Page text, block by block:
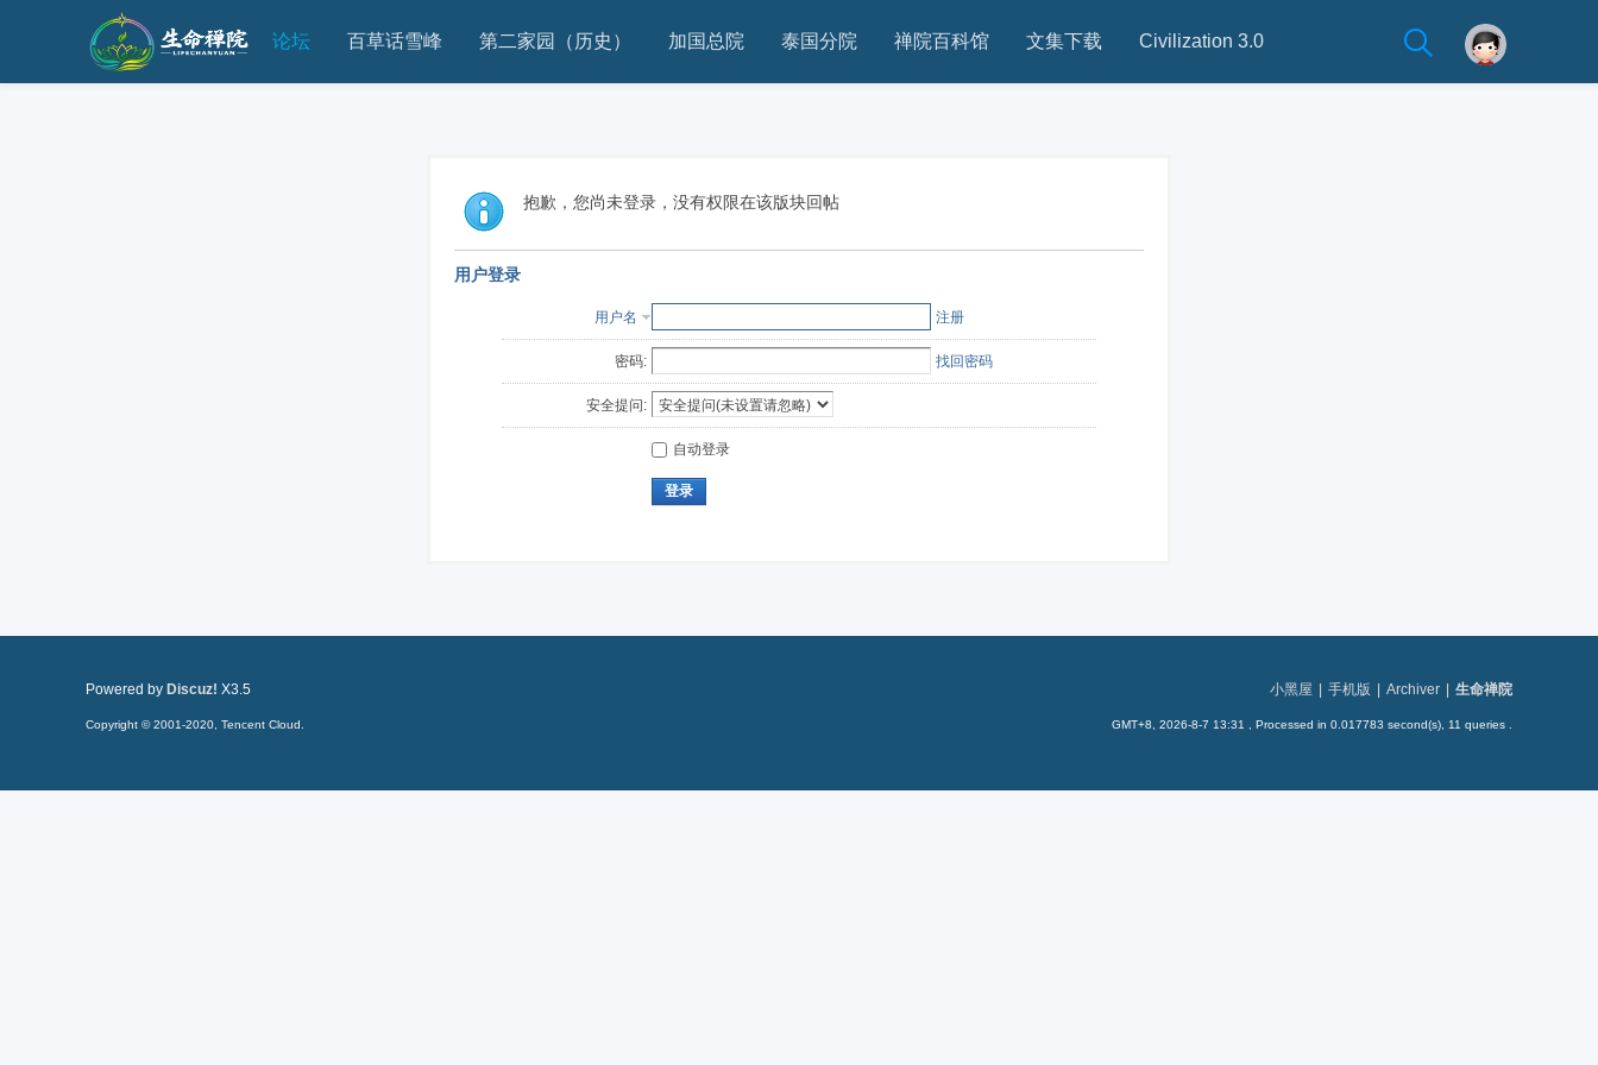
论坛 百草话雪峰 第二家园（历史） 加国总院 泰国分院 禅院百科馆 文集下载 Civilization 3.0
抱歉，您尚未登录，没有权限在该版块回帖
用户登录
用户名 注册
密码: 找回密码
安全提问:
自动登录
登录
小黑屋 手机版 Archiver 生命禅院
GMT+8, 2026-8-7 13:31 , Processed in 0.017783 second(s), 11 queries .
Powered by Discuz! X3.5
Copyright © 2001-2020, Tencent Cloud.